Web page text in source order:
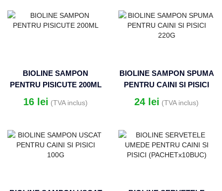
BIOLINE SAMPON
PENTRU PISICUTE 200ML
16 lei (TVA inclus)
BIOLINE SAMPON SPUMA
PENTRU CAINI SI PISICI
220G
24 lei (TVA inclus)